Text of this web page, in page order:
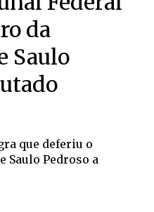
da
Saulo
que deferiu o
Saulo Pedroso a